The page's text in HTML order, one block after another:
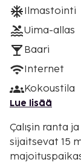
Ilmastointi
Uima-allas
Baari
Internet
Kokoustila
Lue lisää
Çalışin ranta
sijaitsevat 15
majoituspaikasta. Tämä all inclusive -